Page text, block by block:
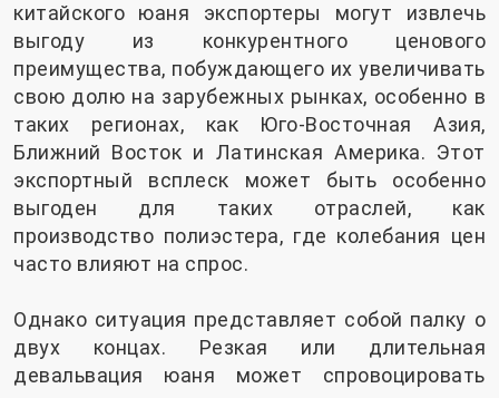
китайского юаня экспортеры могут извлечь
выгоду из конкурентного ценового
преимущества, побуждающего их увеличивать
свою долю на зарубежных рынках, особенно в
таких регионах, как Юго-Восточная Азия,
Ближний Восток и Латинская Америка. Этот
экспортный всплеск может быть особенно
выгоден для таких отраслей, как
производство полиэстера, где колебания цен
часто влияют на спрос.
Однако ситуация представляет собой палку о
двух концах. Резкая или длительная
девальвация юаня может спровоцировать